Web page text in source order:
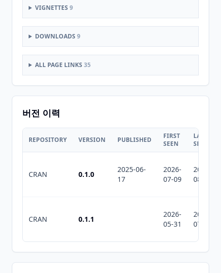
VIGNETTES 9
DOWNLOADS 9
ALL PAGE LINKS 35
버전 이력
REPOSITORY VERSION PUBLISHED
FIRST
SEEN
LAST
SEEN
CRAN 0.1.0
2025-06-
17
2026-
07-09
2026-
08-06
CRAN 0.1.1
2026-
05-31
2026-
07-10